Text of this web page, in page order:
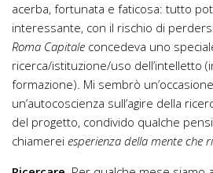
acerba, fortunata e faticosa: tutto
interessante, con il rischio di
Roma Capitale concedeva uno
ricerca/istituzione/uso dell’intelletto
formazione). Mi sembrò
un’autocoscienza sull’agire della
del progetto, condivido qualche
chiamerei esperienza della mente che